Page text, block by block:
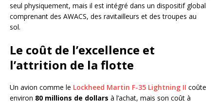
seul physiquement, mais il est intégré dans un dispositif global
comprenant des AWACS, des ravitailleurs et des troupes au
sol.
Le coût de l’excellence et
l’attrition de la flotte
Un avion comme le Lockheed Martin F-35 Lightning II coûte
environ 80 millions de dollars à l’achat, mais son coût à